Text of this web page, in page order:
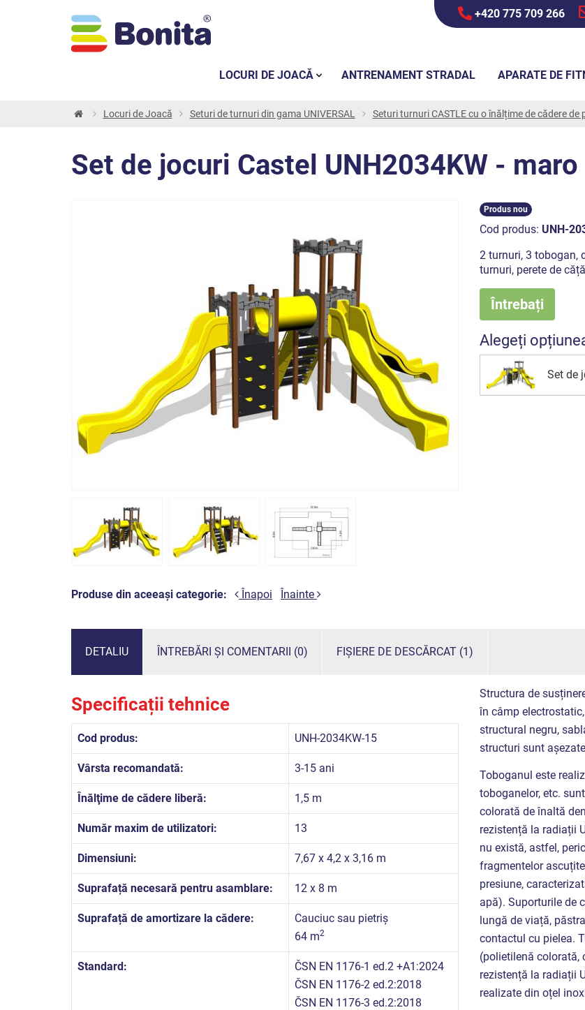
+420 775 709 266
Locuri de Joacă Seturi de turnuri din gama UNIVERSAL Seturi turnuri CASTLE cu o înălțime de cădere de
Set de jocuri Castel UNH2034KW - maro
Produse din aceeași categorie: Înapoi Înainte
Produs nou
Cod produs: UNH-
2 turnuri, 3 tobogan,
turnuri, perete de
Întrebați
Alegeți
Set de
DETALIU ÎNTREBĂRI ȘI COMENTARII (0) FIȘIERE DE DESCĂRCAT (1)
Specificații tehnice
Cod produs: UNH-2034KW-15
Vârsta recomandată: 3-15 ani
Înălţime de cădere liberă: 1,5 m
Număr maxim de utilizatori: 13
Dimensiuni: 7,67 x 4,2 x 3,16 m
Suprafață necesară pentru asamblare: 12 x 8 m
Suprafață de amortizare la cădere:
Cauciuc sau pietriș
64 m2
Standard:
ČSN EN 1176-1 ed.2 +A1:2024
ČSN EN 1176-2 ed.2:2018
ČSN EN 1176-3 ed.2:2018
Structura de
în câmp
structural negru,
structuri sunt
Toboganul este
toboganelor, etc.
colorată de înaltă
rezistență la radiații
nu există, astfel,
fragmentelor
presiune,
apă). Suporturile de
lungă de viață,
contactul cu pielea.
(polietilenă colorată,
rezistență la radiații
realizate din oțel
LOCURI DE JOACĂ ANTRENAMENT STRADAL APARATE DE